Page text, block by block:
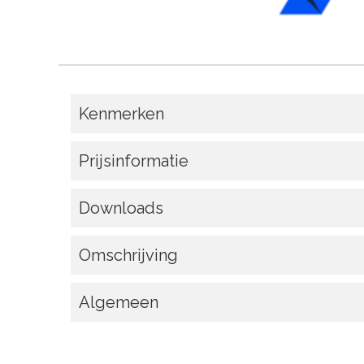
Kenmerken
Prijsinformatie
Downloads
Omschrijving
Algemeen